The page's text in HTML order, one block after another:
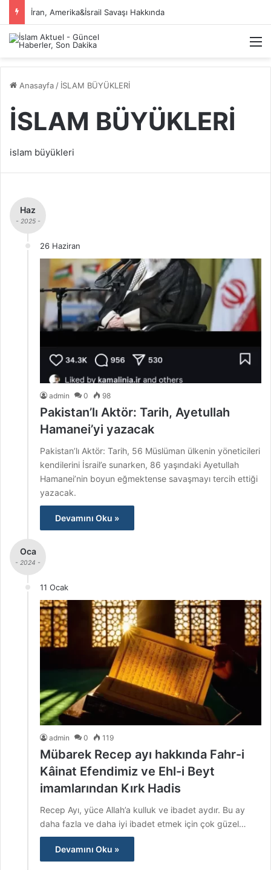
İran, Amerika&İsrail Savaşı Hakkında
Anasayfa / İSLAM BÜYÜKLERİ
İSLAM BÜYÜKLERİ
islam büyükleri
Haz
- 2025 -
26 Haziran
admin 0 98
Pakistan’lı Aktör: Tarih, Ayetullah
Hamanei’yi yazacak
Pakistan’lı Aktör: Tarih, 56 Müslüman ülkenin yöneticileri
kendilerini İsrail’e sunarken, 86 yaşındaki Ayetullah
Hamanei’nin boyun eğmektense savaşmayı tercih ettiği
yazacak.
Devamını Oku »
Oca
- 2024 -
11 Ocak
admin 0 119
Mübarek Recep ayı hakkında Fahr-i
Kâinat Efendimiz ve Ehl-i Beyt
imamlarından Kırk Hadis
Recep Ayı, yüce Allah’a kulluk ve ibadet aydır. Bu ay
daha fazla ve daha iyi ibadet etmek için çok güzel…
Devamını Oku »